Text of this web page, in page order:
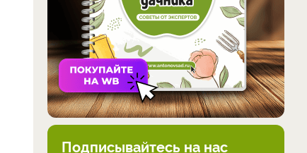
Подписывайтесь на нас